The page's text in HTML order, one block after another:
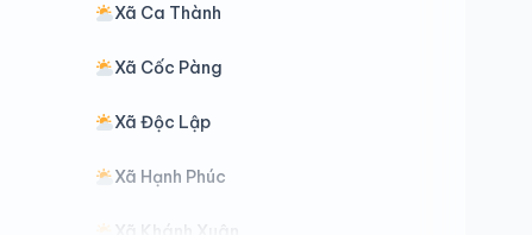
Xã Ca Thành
Xã Cốc Pàng
Xã Độc Lập
Xã Hạnh Phúc